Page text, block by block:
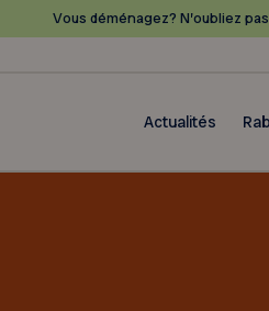
Vous déménagez? N’oubliez
Actualités